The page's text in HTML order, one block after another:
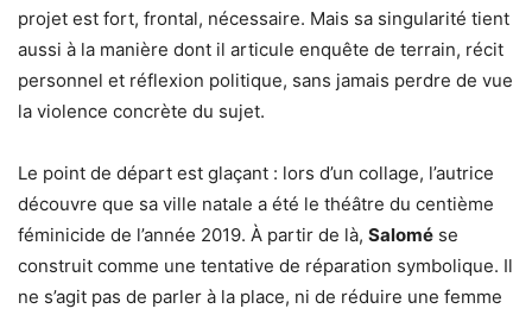
projet est fort, frontal, nécessaire. Mais sa singularité tient
aussi à la manière dont il articule enquête de terrain, récit
personnel et réflexion politique, sans jamais perdre de vue
la violence concrète du sujet.
Le point de départ est glaçant : lors d’un collage, l’autrice
découvre que sa ville natale a été le théâtre du centième
féminicide de l’année 2019. À partir de là, Salomé se
construit comme une tentative de réparation symbolique. Il
ne s’agit pas de parler à la place, ni de réduire une femme